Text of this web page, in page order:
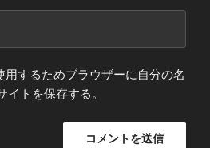
用するためブラウザーに自分の名
トを保存する。